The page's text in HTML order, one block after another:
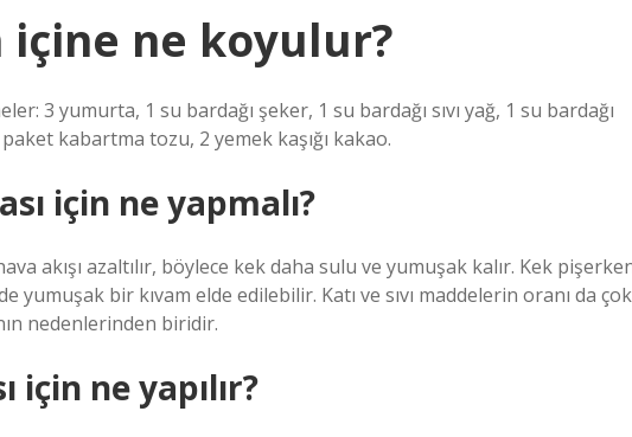
ne koyulur?
3 yumurta, 1 su bardağı şeker, 1 su bardağı sıvı yağ, 1 su bardağı
kabartma tozu, 2 yemek kaşığı kakao.
için ne yapmalı?
akışı azaltılır, böylece kek daha sulu ve yumuşak kalır. Kek
bir kıvam elde edilebilir. Katı ve sıvı maddelerin oranı da çok
nedenlerinden biridir.
için ne yapılır?